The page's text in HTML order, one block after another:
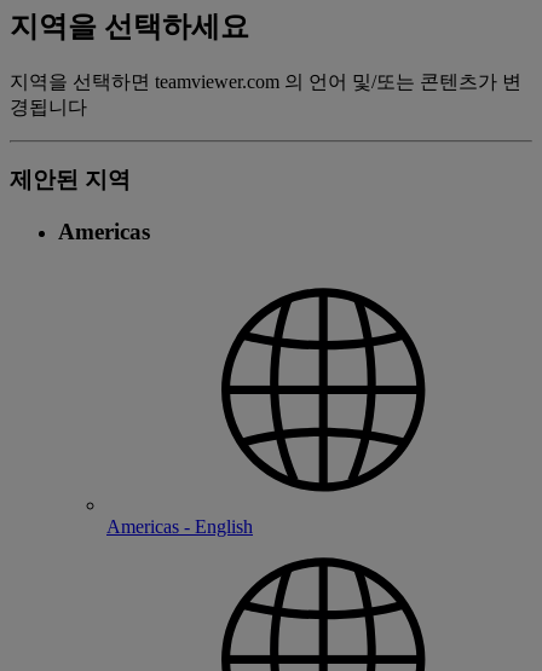
지역을 선택하세요
지역을 선택하면 teamviewer.com 의 언어 및/또는 콘텐츠가 변
경됩니다
제안된 지역
Americas
Americas - English